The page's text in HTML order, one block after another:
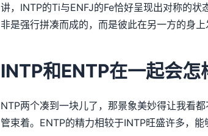
讲，INTP的Ti与ENFJ的Fe恰好呈现出对称的
非是强行拼凑而成的，而是彼此在另一方的身上
INTP和ENTP在一起会怎
NTP两个凑到一块儿了，那景象美妙得让我看
管束着。ENTP的精力相较于INTP旺盛许多，能